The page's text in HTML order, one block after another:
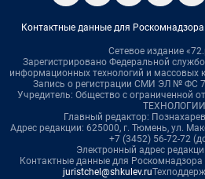
Контактные данные для
Сетевое издание
Зарегистрировано Федеральной
информационных технологий и массовых
Запись о регистрации СМИ ЭЛ № ФС
Учредитель: Общество с ограниченной
Главный редактор:
Адрес редакции: 625000, г. Тюмень, ул.
+7 (3452) 56-72-72
Электронный адрес
Контактные данные для Роскомнадзора
juristchel@shkulev.ru